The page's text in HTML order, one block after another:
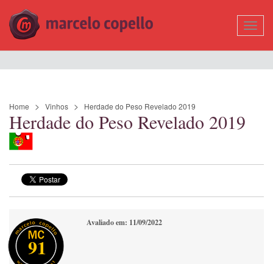
Home Vinhos Herdade do Peso Revelado 2019
Herdade do Peso Revelado 2019
91
Avaliado em: 11/09/2022